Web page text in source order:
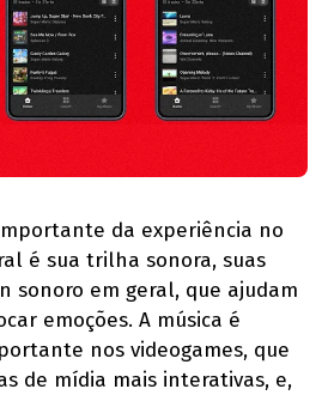
da experiência no
é sua trilha sonora, suas
sonoro em geral, que ajudam
emoções. A música é
nos videogames, que
de mídia mais interativas, e,